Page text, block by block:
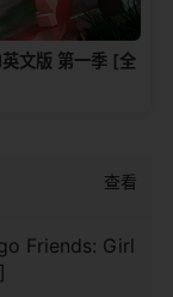
文版 第一季 [全
查看
Friends: Girl